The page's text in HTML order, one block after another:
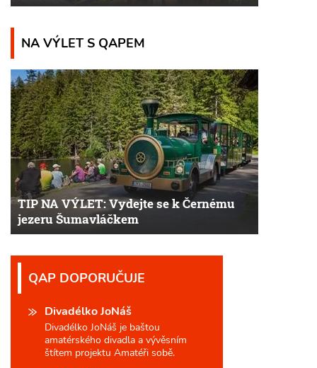
NA VÝLET S QAPEM
TIP NA VÝLET: Vydejte se k Černému
jezeru Šumavláčkem
QAP DOPORUČUJE
Divadélko JoNáš
Divadélko JoNáš je baštou
amatérského divadla a vývěsním
štítem projektu Amatéři sobě.